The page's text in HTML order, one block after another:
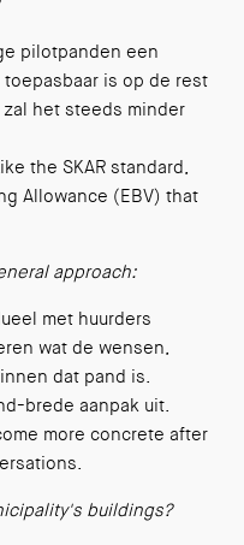
pilotpanden een
is op de rest
het steeds minder
the SKAR standard,
Allowance (EBV) that
approach:
met huurders
wat de wensen,
dat pand is.
brede aanpak uit.
more concrete after
buildings?